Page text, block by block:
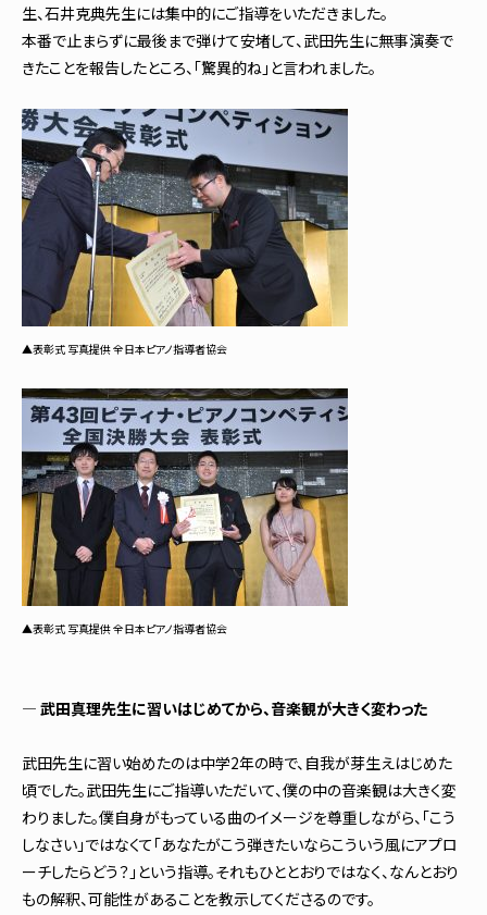
生、石井克典先生には集中的にご指導をいただきました。
本番で止まらずに最後まで弾けて安堵して、武田先生に無事演奏で
きたことを報告したところ、「驚異的ね」と言われました。
▲表彰式 写真提供 全日本ピアノ指導者協会
▲表彰式 写真提供 全日本ピアノ指導者協会
― 武田真理先生に習いはじめてから、音楽観が大きく変わった
武田先生に習い始めたのは中学2年の時で、自我が芽生えはじめた
頃でした。武田先生にご指導いただいて、僕の中の音楽観は大きく変
わりました。僕自身がもっている曲のイメージを尊重しながら、「こう
しなさい」ではなくて「あなたがこう弾きたいならこういう風にアプロ
ーチしたらどう？」という指導。それもひととおりではなく、なんとおり
もの解釈、可能性があることを教示してくださるのです。